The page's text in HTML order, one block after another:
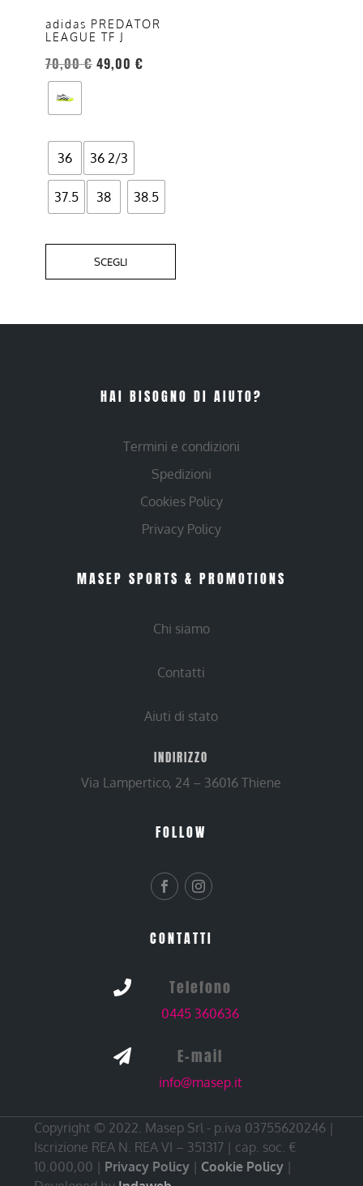
adidas PREDATOR
LEAGUE TF J
70,00€ 49,00 €
36 36 2/3
37.5 38 38.5
SCEGLI
opzioni
possono
essere
scelte
nella
del
prodotto
HAI BISOGNO DI AIUTO?
Termini e condizioni
Spedizioni
Cookies Policy
Privacy Policy
MASEP SPORTS & PROMOTIONS
Chi siamo
Contatti
Aiuti di stato
INDIRIZZO
Via Lampertico, 24 – 36016 Thiene
FOLLOW
CONTATTI
 Telefono
0445 360636
 E-mail
info@masep.it
Copyright © 2022. Masep Srl - p.iva 03755620246 |
Iscrizione REA N. REA VI – 351317 | cap. soc. €
10.000,00 | Privacy Policy | Cookie Policy |